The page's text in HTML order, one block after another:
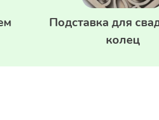
Подставка для
колец